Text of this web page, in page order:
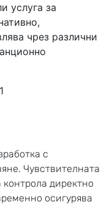
услуга за
чрез различни
с
Чувствителната
директно
осигурява